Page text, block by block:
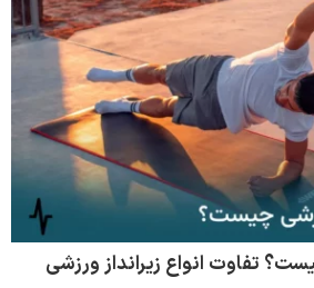
تفاوت انواع زیرانداز ورزشی